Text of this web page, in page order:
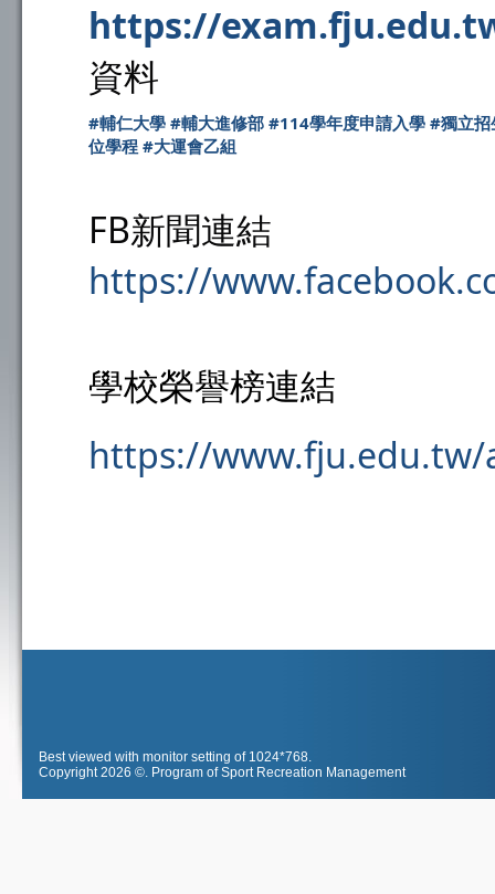
https://
資料
#輔仁大學 #輔大進修部 #114學年度申請入學 #獨立招
位學程 #大運會乙組
FB新聞連結
https://
學校榮譽榜連結
https://www.fju.edu.tw/
Best viewed with monitor setting of 1024*768.
Copyright 2026 ©. Program of Sport Recreation Management